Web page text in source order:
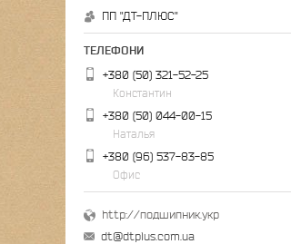
ПП "ДТ-ПЛЮС"
+380 (50) 321-52-25
Константин
+380 (50) 044-00-15
Наталья
+380 (96) 537-83-85
Офис
http://подшипник.укр
dt@dtplus.com.ua